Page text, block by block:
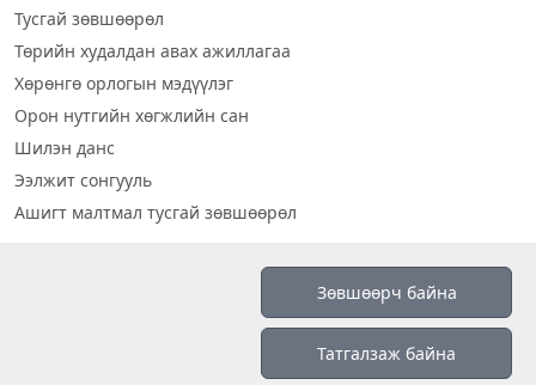
Тусгай зөвшөөрөл
Төрийн худалдан авах ажиллагаа
Хөрөнгө орлогын мэдүүлэг
Орон нутгийн хөгжлийн сан
Шилэн данс
Ээлжит сонгууль
Ашигт малтмал тусгай зөвшөөрөл
Зөвшөөрч байна
Татгалзаж байна